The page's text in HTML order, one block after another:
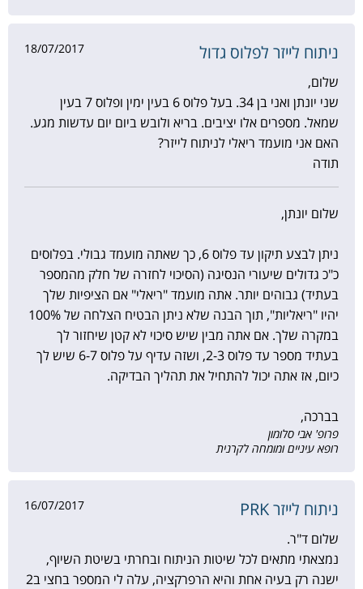
ניתוח לייזר לפלוס גדול 18/07/2017
שלום,
שני יונתן ואני בן 34. בעל פלוס 6 בעין ימין ופלוס 7 בעין
שמאל. מספרים אלו יציבים. בריא ולובש ביום יום עדשות מגע.
האם אני מועמד ריאלי לניתוח לייזר?
תודה
שלום יונתן,
ניתן לבצע תיקון עד פלוס 6, כך שאתה מועמד גבולי. בפלוסים
כ"כ גדולים שיעורי הנסיגה (הסיכוי לחזרה של חלק מהמספר
בעתיד) גבוהים יותר. אתה מועמד "ריאלי" אם הציפיות שלך
יהיו "ריאליות", תוך הבנה שלא ניתן הבטיח הצלחה של 100%
במקרה שלך. אם אתה מבין שיש סיכוי לא קטן שיחזור לך
בעתיד מספר עד פלוס 2-3, ושזה עדיף על פלוס 6-7 שיש לך
כיום, אז אתה יכול להתחיל את תהליך הבדיקה.
בברכה,
פרופ' אבי סלומון
רופא עיניים ומומחה לקרנית
ניתוח לייזר PRK 16/07/2017
שלום ד"ר.
נמצאתי מתאים לכל שיטות הניתוח ובחרתי בשיטת השיוף,
ישנה רק בעיה אחת והיא הרפרקציה, עלה לי המספר בחצי ב2